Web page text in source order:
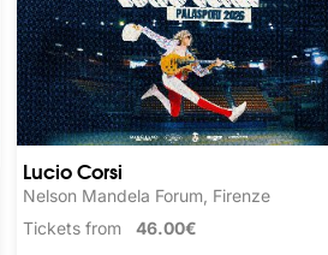
Lucio Corsi
Nelson Mandela Forum, Firenze
Tickets from 46.00€